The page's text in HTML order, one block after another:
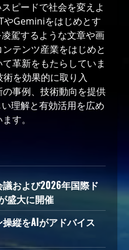
ピードで社会を変えよ
やGeminiをはじめとす
駕するような文章や画
テンツ産業をはじめと
革新をもたらしていま
を効果的に取り入
事例、技術動向を提供
理解と有効活用を広め
す。
および2026年国際ド
盛大に開催
縦をAIがアドバイス